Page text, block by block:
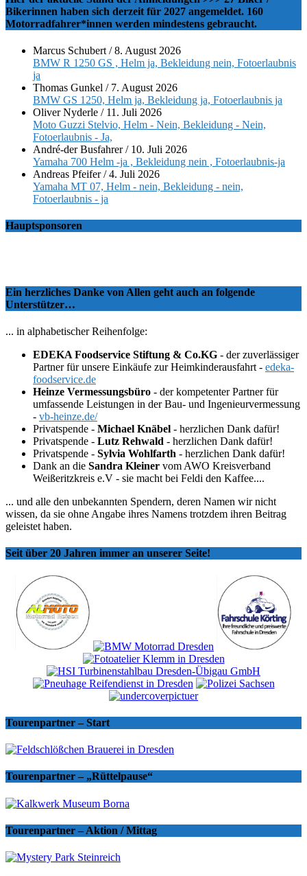
Bikerinnen haben sich derzeit für 2027 angemeldet. 160
Motorradfahrer*innen werden mindestens gebraucht.
Marcus Schubert /8. August 2026
BMW R 1250 GS , Helm ja, Bekleidung nein, Fotoerlaubnis
ja
Thomas Gunkel / 7. August 2026
BMW GS 1250, Helm ja, Bekleidung ja, Fotoerlaubnis ja
Oliver Nyderle / 11. Juli 2026
Moto Guzzi Stelvio, Helm - Nein, Bekleidung - Nein,
Fotoerlaubnis - Ja,
André-der Busfahrer/ 10. Juli 2026
Yamaha 700 Helm -ja , Bekleidung nein , Fotoerlaubnis-ja
Andreas Pfeifer/4. Juli 2026
Yamaha MT 07, Helm - nein, Bekleidung - nein,
Fotoerlaubnis - ja
Hauptsponsoren
Ein herzliches Danke von Allen geht auch an folgende
Unterstützer…
... in alphabetischer Reihenfolge:
EDEKA Foodservice Stiftung & Co.KG - der zuverlässiger
Partner für unsere Einkäufe zur Heimkinderausfahrt - edeka-
foodservice.de
Heinze Vermessungsbüro - der kompetenter Partner für
umfassende Leistungen in der Bau- und Ingenieurvermessung
- vb-heinze.de/
Privatspende - Michael Knäbel - herzlichen Dank dafür!
Privatspende - Lutz Rehwald - herzlichen Dank dafür!
Privatspende - Sylvia Wohlfarth - herzlichen Dank dafür!
Dank an die Sandra Kleiner vom AWO Kreisverband
Weißeritzkreis e.V - sie macht bei Feldi den Kaffee....
... und alle den unbekannten Spendern, deren Namen wir nicht
wissen, da sie ohne Angabe ihres Namens trotzdem ihren Beitrag
geleistet haben.
Seit über 20 Jahren immer an unserer Seite!
Tourenpartner – Start
Tourenpartner – „Rüttelpause“
Tourenpartner – Aktion / Mittag